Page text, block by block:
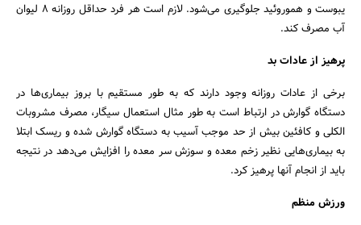
یبوست و هموروئید جلوگیری می‌شود. لازم است هر فرد حداقل روزانه ۸ لیوان
آب مصرف کند.
پرهیز از عادات بد
برخی از عادات روزانه وجود دارند که به طور مستقیم با بروز بیماری‌ها در
دستگاه گوارش در ارتباط است به طور مثال استعمال سیگار، مصرف مشروبات
الکلی و کافئین بیش از حد موجب آسیب به دستگاه گوارش شده و ریسک ابتلا
به بیماری‌هایی نظیر زخم معده و سوزش سر معده را افزایش می‌دهد در نتیجه
باید از انجام آنها پرهیز کرد.
ورزش منظم